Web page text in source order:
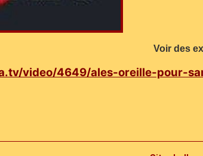
Voir des
video/4649/ales-oreille-pour-